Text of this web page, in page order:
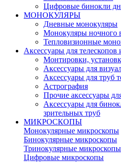
Цифровые бинокли
МОНОКУЛЯРЫ
Дневные монокуляры
Монокуляры ночного
Тепловизионные
Аксессуары для
Монтировки,
Аксессуары для
Аксессуары для труб
Астрография
Прочие аксессуары
Аксессуары для
зрительных труб
МИКРОСКОПЫ
Монокулярные микроскопы
Бинокулярные микроскопы
Тринокулярные микроскопы
Цифровые микроскопы